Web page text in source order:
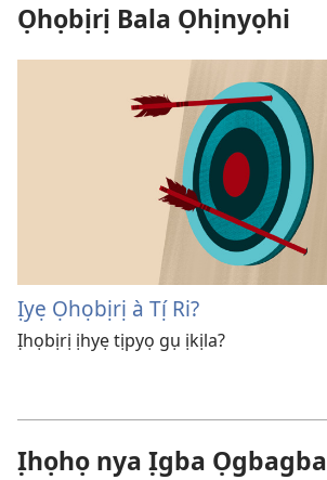
Ọhọbịrị Bala Ọhịnyọhi
Ịyẹ Ọhọbịrị à Tị́ Ri?
Ịhọbịrị ịhyẹ tịpyọ gụ ịkịla?
Ịhọhọ nya Ịgba Ọgbagba